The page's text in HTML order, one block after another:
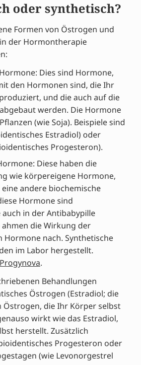
oder synthetisch?
Formen von Östrogen und
der Hormontherapie
Dies sind Hormone,
den Hormonen sind, die Ihr
und die auch auf die
werden. Die Hormone
(wie Soja). Beispiele sind
Estradiol) oder
Progesteron).
Diese haben die
wie körpereigene Hormone,
andere biochemische
Hormone sind
auch in der Antibabypille
ahmen die Wirkung der
Hormone nach. Synthetische
im Labor hergestellt.
Progynova.
Behandlungen
Östrogen (Estradiol; die
Östrogen, die Ihr Körper selbst
wirkt wie das Estradiol,
herstellt. Zusätzlich
Progesteron oder
(wie Levonorgestrel